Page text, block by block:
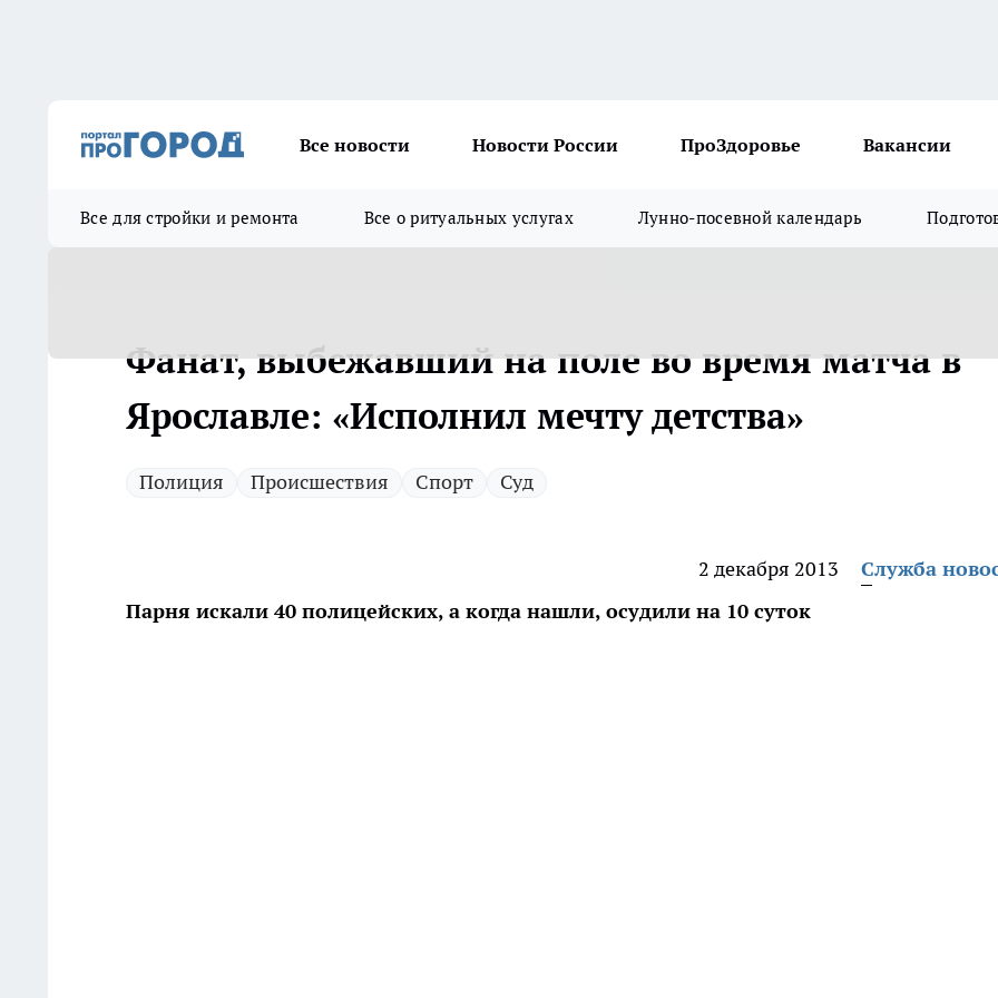
Все новости Новости России ПроЗдоровье Вакансии
Все для стройки и ремонта Все о ритуальных услугах Лунно-посевной календарь
Фанат, выбежавший на поле во время матча в
Ярославле: «Исполнил мечту детства»
Полиция Происшествия Спорт Суд
2 декабря 2013
Служба
Парня искали 40 полицейских, а когда нашли, осудили на 10 суток